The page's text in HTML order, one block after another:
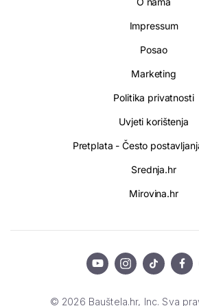
Impressum
Posao
Marketing
Politika privatnosti
Uvjeti korištenja
Pretplata - Često
Srednja.hr
Mirovina.hr
© 2026 Bauštela.hr, Inc. Sva